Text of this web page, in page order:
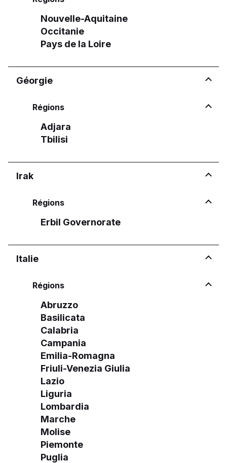
Nouvelle-Aquitaine
Occitanie
Pays de la Loire
Géorgie
Régions
Adjara
Tbilisi
Irak
Régions
Erbil Governorate
Italie
Régions
Abruzzo
Basilicata
Calabria
Campania
Emilia-Romagna
Friuli-Venezia Giulia
Lazio
Liguria
Lombardia
Marche
Molise
Piemonte
Puglia